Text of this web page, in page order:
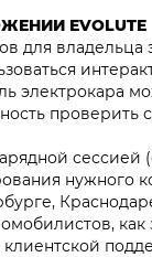
EVOLUTE
для
электрокара
проверить
нужного